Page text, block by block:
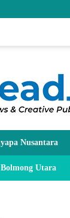
Nusantara
Bolmong Utara